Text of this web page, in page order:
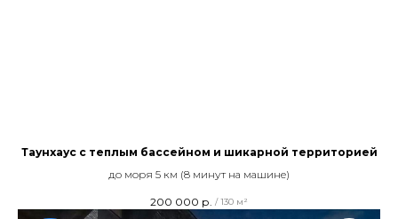
Таунхаус с теплым бассейном и шикарной территорией
до моря 5 км (8 минут на машине)
200 000 р. / 130 м²
Политика обработки персональных данных